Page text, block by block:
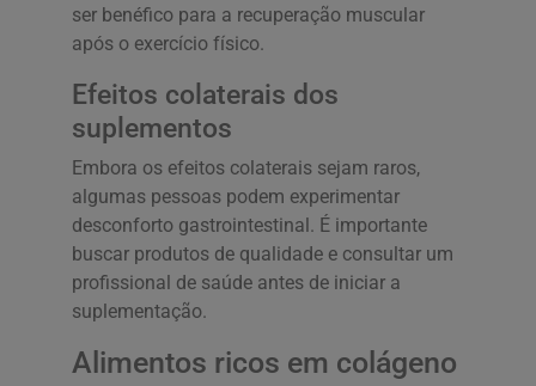
ser benéfico para a recuperação muscular
após o exercício físico.
Efeitos colaterais dos
suplementos
Embora os efeitos colaterais sejam raros,
algumas pessoas podem experimentar
desconforto gastrointestinal. É importante
buscar produtos de qualidade e consultar um
profissional de saúde antes de iniciar a
suplementação.
Alimentos ricos em colágeno